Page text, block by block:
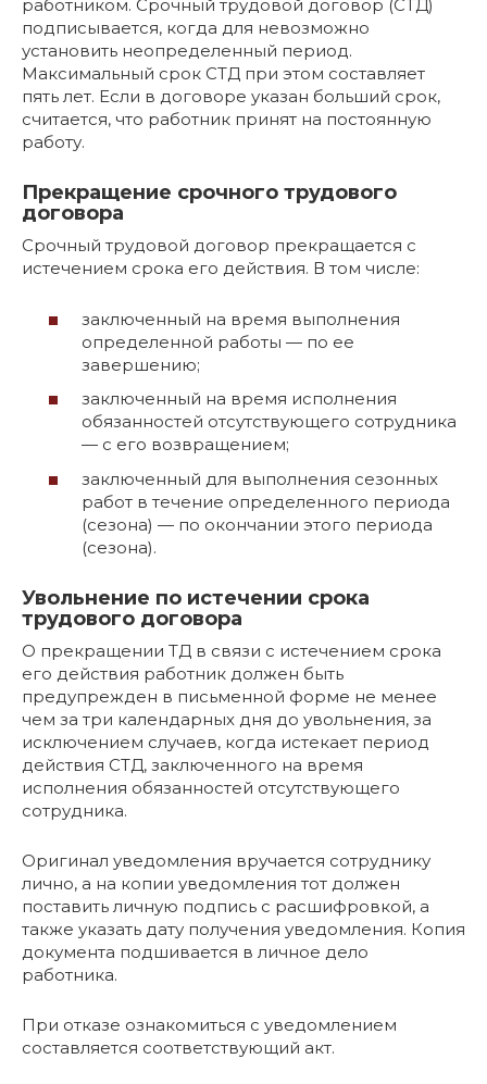
работником. Срочный трудовой договор (СТД)
подписывается, когда для невозможно
установить неопределенный период.
Максимальный срок СТД при этом составляет
пять лет. Если в договоре указан больший срок,
считается, что работник принят на постоянную
работу.
Прекращение срочного трудового
договора
Срочный трудовой договор прекращается с
истечением срока его действия. В том числе:
заключенный на время выполнения
определенной работы — по ее
завершению;
заключенный на время исполнения
обязанностей отсутствующего сотрудника
— с его возвращением;
заключенный для выполнения сезонных
работ в течение определенного периода
(сезона) — по окончании этого периода
(сезона).
Увольнение по истечении срока
трудового договора
О прекращении ТД в связи с истечением срока
его действия работник должен быть
предупрежден в письменной форме не менее
чем за три календарных дня до увольнения, за
исключением случаев, когда истекает период
действия СТД, заключенного на время
исполнения обязанностей отсутствующего
сотрудника.
Оригинал уведомления вручается сотруднику
лично, а на копии уведомления тот должен
поставить личную подпись с расшифровкой, а
также указать дату получения уведомления. Копия
документа подшивается в личное дело
работника.
При отказе ознакомиться с уведомлением
составляется соответствующий акт.